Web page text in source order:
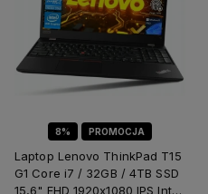
8% PROMOCJA
Laptop Lenovo ThinkPad T15
G1 Core i7 / 32GB / 4TB SSD
15,6" FHD 1920x1080 IPS Intel